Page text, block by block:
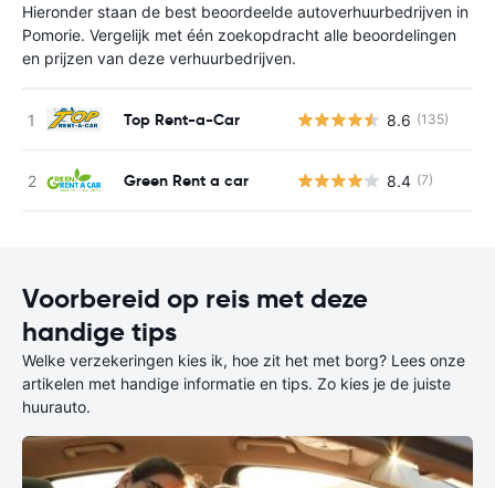
Hieronder staan de best beoordeelde autoverhuurbedrijven in
Pomorie. Vergelijk met één zoekopdracht alle beoordelingen
en prijzen van deze verhuurbedrijven.
Top Rent-a-Car 8.6 (135)
Green Rent a car 8.4 (7)
Voorbereid op reis met deze
handige tips
Welke verzekeringen kies ik, hoe zit het met borg? Lees onze
artikelen met handige informatie en tips. Zo kies je de juiste
huurauto.